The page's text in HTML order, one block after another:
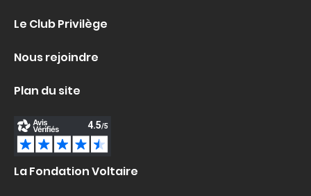
Le Club Privilège
Nous rejoindre
Plan du site
La Fondation Voltaire